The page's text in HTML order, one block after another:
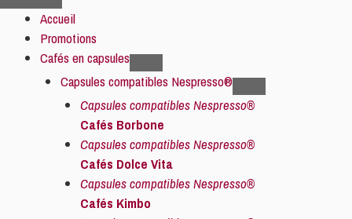
Accueil
Promotions
Cafés en capsules
Capsules compatibles Nespresso®
Capsules compatibles Nespresso®
Cafés Borbone
Capsules compatibles Nespresso®
Cafés Dolce Vita
Capsules compatibles Nespresso®
Cafés Kimbo